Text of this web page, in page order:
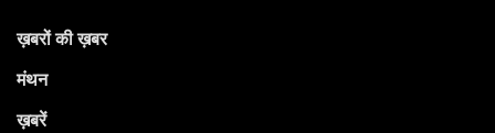
ख़बरों की ख़बर
मंथन
ख़बरें